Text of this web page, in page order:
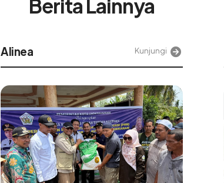
Berita Lainnya
Alinea Kunjungi